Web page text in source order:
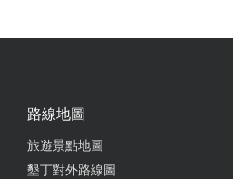
民宿老闆娘很貼心 民宿很
麻將桌 全新音源伴唱卡拉
間還有陽台可以曬太陽曬泳
路線地圖
旅遊景點地圖
墾丁對外路線圖